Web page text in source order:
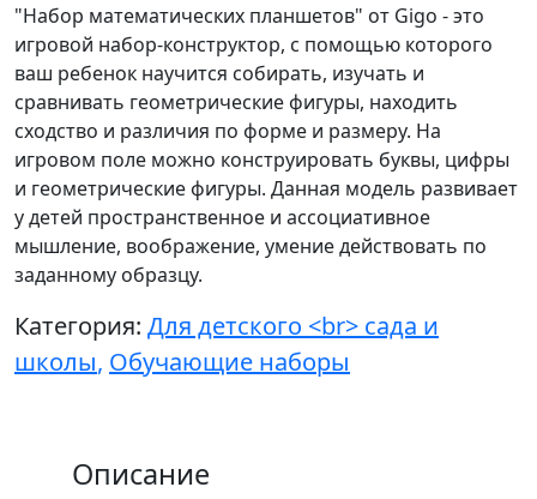
"Набор математических планшетов" от Gigo - это
игровой набор-конструктор, с помощью которого
ваш ребенок научится собирать, изучать и
сравнивать геометрические фигуры, находить
сходство и различия по форме и размеру. На
игровом поле можно конструировать буквы, цифры
и геометрические фигуры. Данная модель развивает
у детей пространственное и ассоциативное
мышление, воображение, умение действовать по
заданному образцу.
Категория: Для детского <br> сада и
школы, Обучающие наборы
Описание